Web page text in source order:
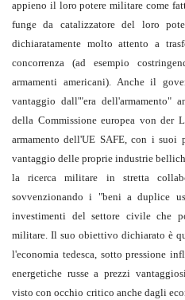
appieno il loro potere militare come
funge da catalizzatore del loro
dichiaratamente molto attento a
concorrenza (ad esempio
armamenti americani). Anche il
vantaggio dall'"era dell'armamento"
della Commissione europea von der
armamento dell'UE SAFE, con i suoi
vantaggio delle proprie industrie
la ricerca militare in stretta
sovvenzionando i "beni a duplice
investimenti del settore civile che
militare. Il suo obiettivo dichiarato è
l'economia tedesca, sotto pressione
energetiche russe a prezzi
visto con occhio critico anche dagli